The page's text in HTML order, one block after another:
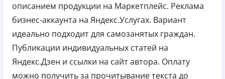
описанием продукции на Маркетплейс. Реклама
бизнес-аккаунта на Яндекс.Услугах. Вариант
идеально подходит для самозанятых граждан.
Публикации индивидуальных статей на
Яндекс.Дзен и ссылки на сайт автора. Оплату
можно получить за прочитывание текста до